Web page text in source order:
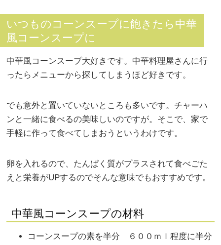
いつものコーンスープに飽きたら中華
風コーンスープに
中華風コーンスープ大好きです。中華料理屋さんに行
ったらメニューから探してしまうほど好きです。
でも意外と置いていないところも多いです。チャーハ
ンと一緒に食べるの美味しいのですが。そこで、家で
手軽に作って食べてしまおうというわけです。
卵を入れるので、たんぱく質がプラスされて食べごた
えと栄養がUPするのでそんな意味でもおすすめです。
中華風コーンスープの材料
コーンスープの素を半分 ６００ｍｌ程度に半分